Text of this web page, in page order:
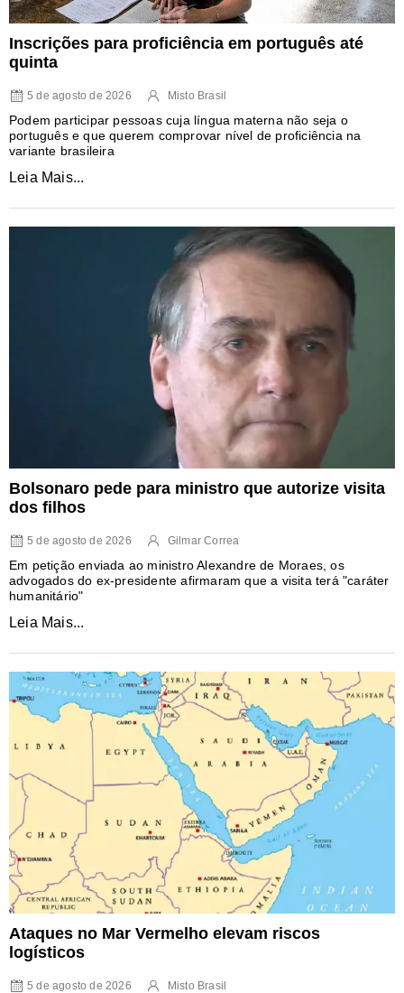
Inscrições para proficiência em português até
quinta
5 de agosto de 2026 Misto Brasil
Podem participar pessoas cuja língua materna não seja o
português e que querem comprovar nível de proficiência na
variante brasileira
Leia Mais...
Bolsonaro pede para ministro que autorize visita
dos filhos
5 de agosto de 2026 Gilmar Correa
Em petição enviada ao ministro Alexandre de Moraes, os
advogados do ex-presidente afirmaram que a visita terá "caráter
humanitário"
Leia Mais...
Ataques no Mar Vermelho elevam riscos
logísticos
5 de agosto de 2026 Misto Brasil